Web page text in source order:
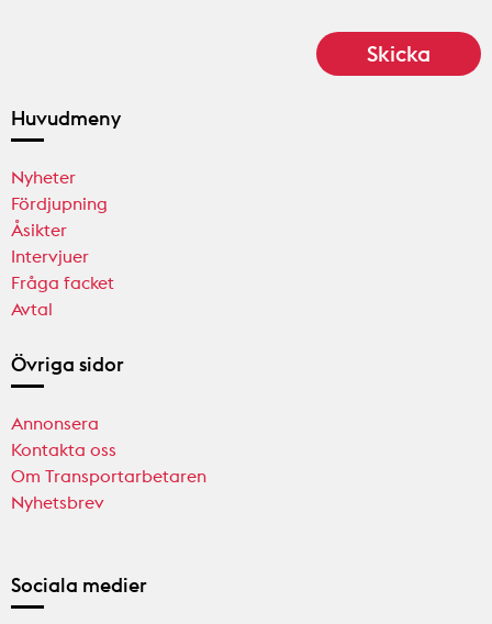
Huvudmeny
Nyheter
Fördjupning
Åsikter
Intervjuer
Fråga facket
Avtal
Övriga sidor
Annonsera
Kontakta oss
Om Transportarbetaren
Nyhetsbrev
Sociala medier